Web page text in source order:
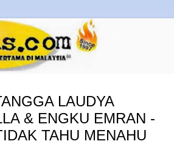
LAUDYA
& ENGKU EMRAN -
TAHU MENAHU